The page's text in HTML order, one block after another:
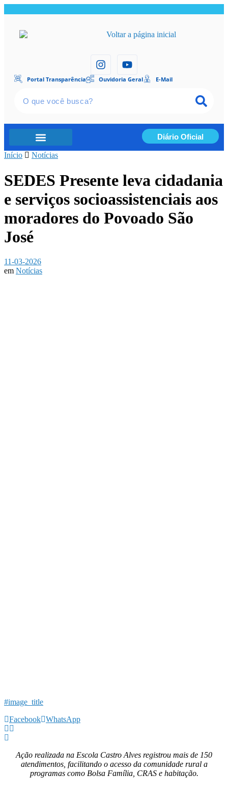
Portal Transparência Ouvidoria Geral E-Mail
Diário Oficial
Início Notícias
SEDES Presente leva cidadania
e serviços socioassistenciais aos
moradores do Povoado São
José
11-03-2026
em Notícias
#image_title
Facebook WhatsApp
Ação realizada na Escola Castro Alves registrou mais de 150
atendimentos, facilitando o acesso da comunidade rural a
programas como Bolsa Família, CRAS e habitação.